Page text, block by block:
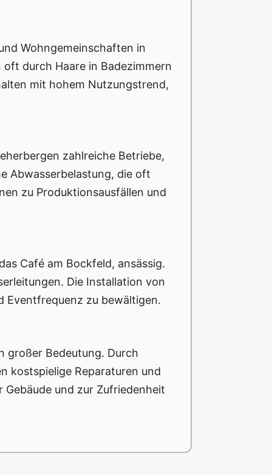
Wohngemeinschaften in
durch Haare in Badezimmern
mit hohem Nutzungstrend,
zahlreiche Betriebe,
Abwasserbelastung, die oft
zu Produktionsausfällen und
Café am Bockfeld, ansässig.
Die Installation von
Eventfrequenz zu bewältigen.
großer Bedeutung. Durch
kostspielige Reparaturen und
und zur Zufriedenheit